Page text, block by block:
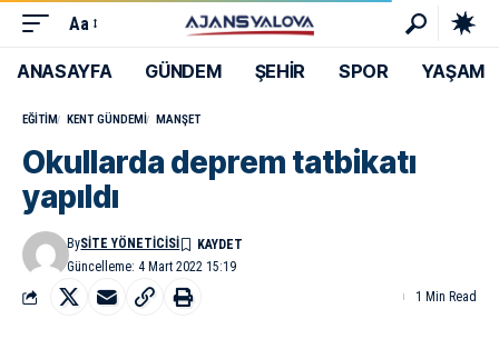
Aa
ANASAYFA GÜNDEM ŞEHİR SPOR YAŞAM
EĞITIM KENT GÜNDEMI MANŞET
Okullarda deprem tatbikatı
yapıldı
Güncelleme: 4 Mart 2022 15:19
BySITE YÖNETICISI
1 Min Read